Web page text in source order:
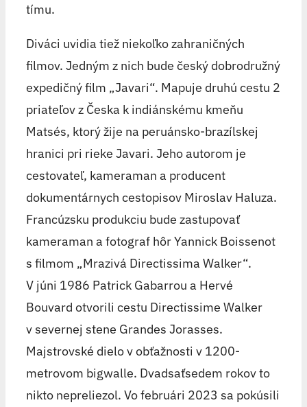
tímu.
Diváci uvidia tiež niekoľko zahraničných
filmov. Jedným z nich bude český dobrodružný
expedičný film „Javari“. Mapuje druhú cestu 2
priateľov z Česka k indiánskému kmeňu
Matsés, ktorý žije na peruánsko-brazílskej
hranici pri rieke Javari. Jeho autorom je
cestovateľ, kameraman a producent
dokumentárnych cestopisov Miroslav Haluza.
Francúzsku produkciu bude zastupovať
kameraman a fotograf hôr Yannick Boissenot
s filmom „Mrazivá Directissima Walker“.
V júni 1986 Patrick Gabarrou a Hervé
Bouvard otvorili cestu Directissime Walker
v severnej stene Grandes Jorasses.
Majstrovské dielo v obťažnosti v 1200-
metrovom bigwalle. Dvadsaťsedem rokov to
nikto nepreliezol. Vo februári 2023 sa pokúsili